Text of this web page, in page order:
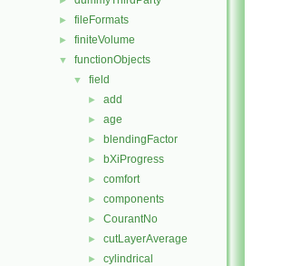
► fileFormats
► finiteVolume
▼ functionObjects
▼ field
► add
► age
► blendingFactor
► bXiProgress
► comfort
► components
► CourantNo
► cutLayerAverage
► cylindrical